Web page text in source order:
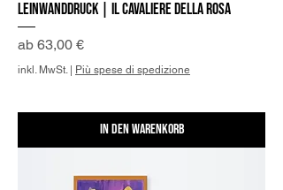
Leinwanddruck | Il Cavaliere della Rosa
ab 63,00 €
Sale-Preis
inkl. MwSt.| Più spese di spedizione
In den Warenkorb